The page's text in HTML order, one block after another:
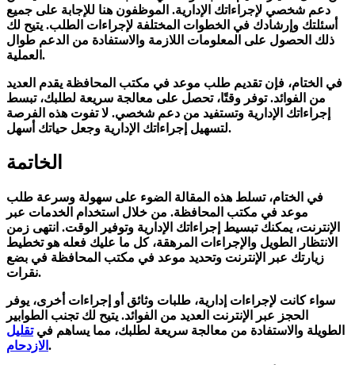
دعم شخصي لإجراءاتك الإدارية. الموظفون هنا للإجابة على جميع
أسئلتك وإرشادك في الخطوات المختلفة لإجراءات الطلب. يتيح لك
ذلك الحصول على المعلومات اللازمة والاستفادة من الدعم طوال
العملية.
في الختام، فإن تقديم طلب موعد في مكتب المحافظة يقدم العديد
من الفوائد. توفر وقتًا، تحصل على معالجة سريعة لطلبك، تبسط
إجراءاتك الإدارية وتستفيد من دعم شخصي. لا تفوت هذه الفرصة
لتسهيل إجراءاتك الإدارية وجعل حياتك أسهل.
الخاتمة
في الختام، تسلط هذه المقالة الضوء على سهولة وسرعة طلب
موعد في مكتب المحافظة. من خلال استخدام الخدمات عبر
الإنترنت، يمكنك تبسيط إجراءاتك الإدارية وتوفير الوقت. انتهى زمن
الانتظار الطويل والإجراءات المرهقة، كل ما عليك فعله هو تخطيط
زيارتك عبر الإنترنت وتحديد موعد في مكتب المحافظة في بضع
نقرات.
سواء كانت لإجراءات إدارية، طلبات وثائق أو إجراءات أخرى، يوفر
الحجز عبر الإنترنت العديد من الفوائد. يتيح لك تجنب الطوابير
الطويلة والاستفادة من معالجة سريعة لطلبك، مما يساهم فيتقليل
الازدحام .